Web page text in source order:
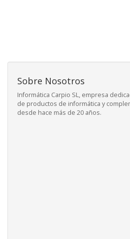
Sobre Nosotros
Informática Carpio SL, empresa
de productos de informática y
desde hace más de 20 años.